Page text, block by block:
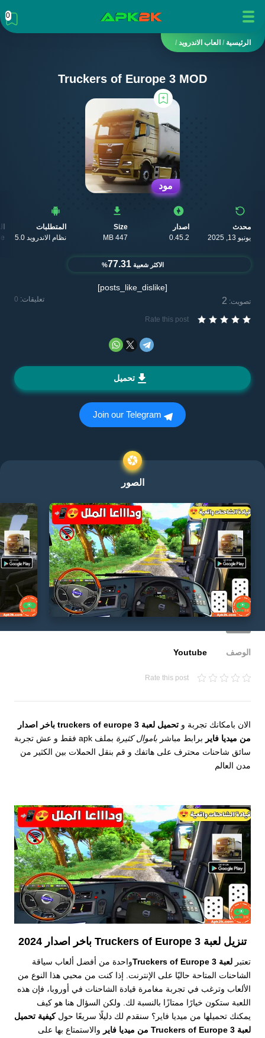
0
الرئيسية / العاب الاندرويد /
Truckers of Europe 3 MOD
مود
محدث
يونيو 13, 2025
اصدار
0.45.2
Size
447 MB
المتطلبات
نظام الاندرويد 5.0
[posts_like_dislike]
تصويت: 2 تعليقات: 0
Rate this post
الاكثر شعبية77.31
%
تحميل
الصور
الوصف Youtube
Rate this post
الان بامكانك تجربة و
تحميل لعبة truckers of europe 3 باخر اصدار
من ميديا فاير برابط مباشر باموال كثيرة
بملف apk فقط و عش تجربة
سائق شاحنات محترف على هاتفك و قم بنقل الحملات بين الكثير من
مدن العالم
تنزيل لعبة Truckers of Europe 3 باخر اصدار 2024
تعتبر لعبة Truckers of Europe 3
واحدة من أفضل ألعاب سياقة
الشاحنات المتاحة حاليًا على الإنترنت. إذا كنت من محبي هذا النوع من
الألعاب وترغب في تجربة مغامرة قيادة الشاحنات في أوروبا، فإن هذه
اللعبة ستكون خيارًا ممتازًا بالنسبة لك. ولكن السؤال هنا هو كيف
يمكنك تحميلها من ميديا فاير؟ سنقدم لك دليلًا سريعًا حولكيفية تحميل
لعبة Truckers of Europe 3 من ميديا فاير
والاستمتاع بها على